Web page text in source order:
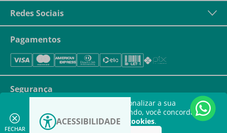
Este site utiliza cookies para personalizar a sua
experiência. Ao continuar navegando, você concorda com
a nossapolítica de utilização de cookies.
Redes Sociais
Pagamentos
Segurança
FECHAR
ACESSIBILIDADE